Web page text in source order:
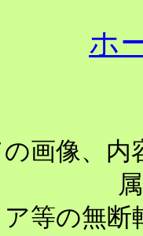
ホ
の画像、
等の無断